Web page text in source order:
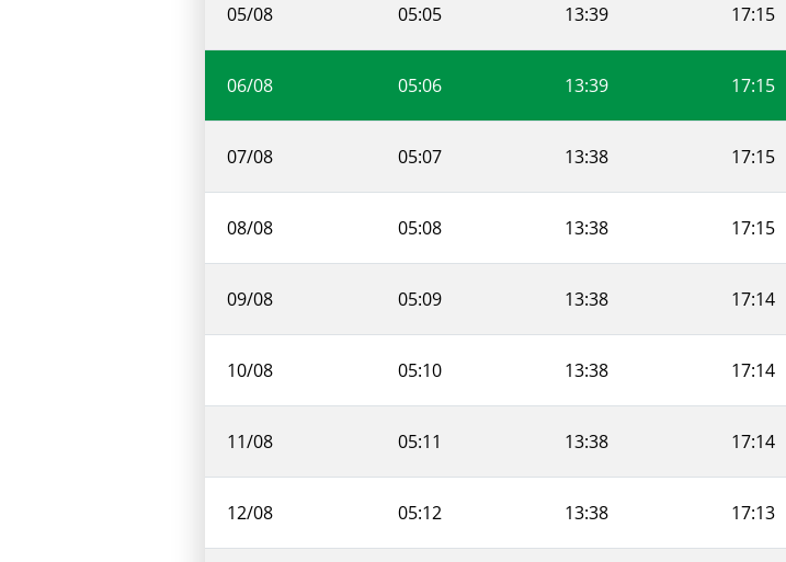
05/08 05:05 13:39 17:15
06/08 05:06 13:39 17:15
07/08 05:07 13:38 17:15
08/08 05:08 13:38 17:15
09/08 05:09 13:38 17:14
10/08 05:10 13:38 17:14
11/08 05:11 13:38 17:14
12/08 05:12 13:38 17:13